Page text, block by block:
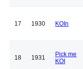
17 1930 KOIn
18 1931
Pick me
KOI